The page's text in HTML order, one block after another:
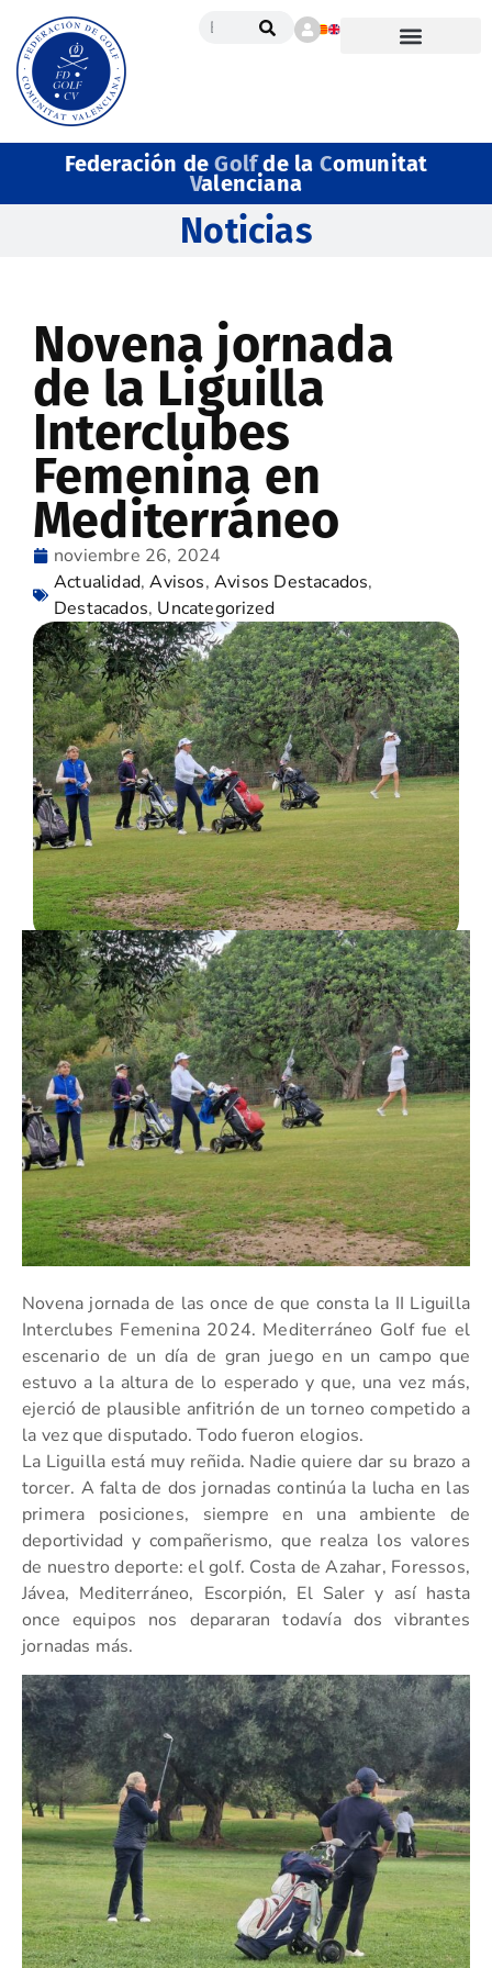
Federación deGolfde la Comunitat
Valenciana
Noticias
Novena jornada
de la Liguilla
Interclubes
Femenina en
Mediterráneo
noviembre 26, 2024
Actualidad,Avisos,Avisos Destacados,
Destacados, Uncategorized
Novena jornada de las once de que consta la II Liguilla
Interclubes Femenina 2024. Mediterráneo Golf fue el
escenario de un día de gran juego en un campo que
estuvo a la altura de lo esperado y que, una vez más,
ejerció de plausible anfitrión de un torneo competido a
la vez que disputado. Todo fueron elogios.
La Liguilla está muy reñida. Nadie quiere dar su brazo a
torcer. A falta de dos jornadas continúa la lucha en las
primera posiciones, siempre en una ambiente de
deportividad y compañerismo, que realza los valores
de nuestro deporte: el golf. Costa de Azahar, Foressos,
Jávea, Mediterráneo, Escorpión, El Saler y así hasta
once equipos nos depararan todavía dos vibrantes
jornadas más.